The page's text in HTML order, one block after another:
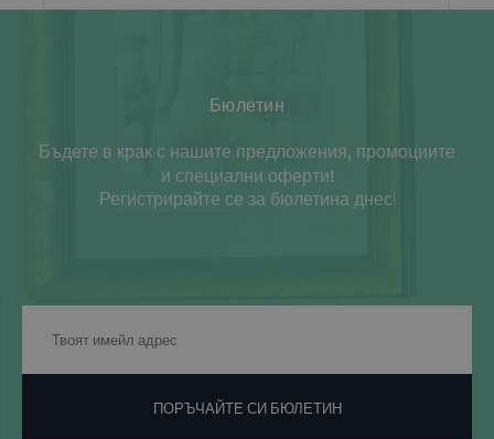
Бюлетин
Бъдете в крак с нашите предложения, промоциите
и специални оферти!
Регистрирайте се за бюлетина днес!
ПОРЪЧАЙТЕ СИ БЮЛЕТИН